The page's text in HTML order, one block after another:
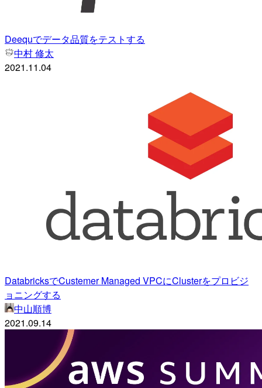
Deequでデータ品質をテストする
中村 修太
2021.11.04
DatabricksでCustemer Managed VPCにClusterをプロビジ
ョニングする
中山順博
2021.09.14